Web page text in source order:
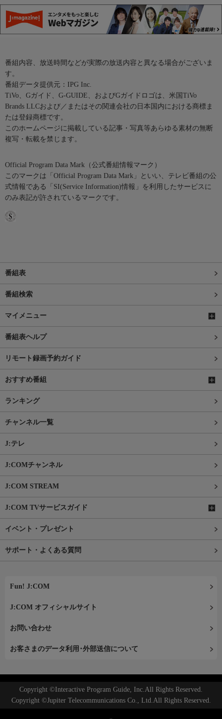
番組内容、放送時間などが実際の放送内容と異なる場合がございま
す。
番組データ提供元：IPG Inc.
TiVo、Gガイド、G-GUIDE、およびGガイドロゴは、米国TiVo
Brands LLCおよび／またはその関連会社の日本国内における商標ま
たは登録商標です。
このホームページに掲載している記事・写真等あらゆる素材の無断
複写・転載を禁じます。
Official Program Data Mark（公式番組情報マーク）
このマークは「Official Program Data Mark」といい、テレビ番組の公
式情報である「SI(Service Information)情報」を利用したサービスに
のみ表記が許されているマークです。
番組表
番組検索
マイメニュー
番組表ヘルプ
リモート録画予約ガイド
おすすめ番組
ランキング
チャンネル一覧
J:テレ
J:COMチャンネル
J:COM STREAM
J:COM TVサービスガイド
イベント・プレゼント
サポート・よくある質問
Fun! J:COM
J:COM オフィシャルサイト
お問い合わせ
お客さまのデータ利用･外部送信について
Copyright ©Interactive Program Guide, Inc.All Rights Reserved.
Copyright ©Jupiter Telecommunications Co., Ltd.All Rights Reserved.